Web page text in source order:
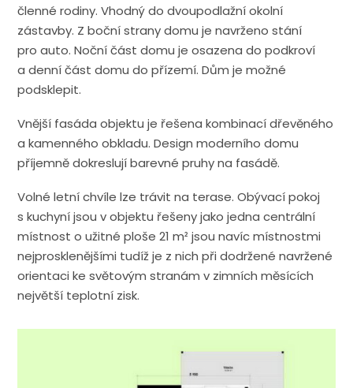
členné rodiny. Vhodný do dvoupodlažní okolní
zástavby. Z boční strany domu je navrženo stání
pro auto. Noční část domu je osazena do podkroví
a denní část domu do přízemí. Dům je možné
podsklepit.
Vnější fasáda objektu je řešena kombinací dřevěného
a kamenného obkladu. Design moderního domu
příjemně dokreslují barevné pruhy na fasádě.
Volné letní chvíle lze trávit na terase. Obývací pokoj
s kuchyní jsou v objektu řešeny jako jedna centrální
místnost o užitné ploše 21 m² jsou navíc místnostmi
nejprosklenějšími tudíž je z nich při dodržené navržené
orientaci ke světovým stranám v zimních měsících
největší teplotní zisk.